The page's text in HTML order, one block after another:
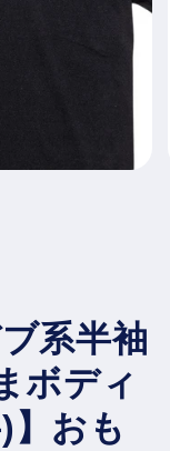
系半袖
ボディ
】おも